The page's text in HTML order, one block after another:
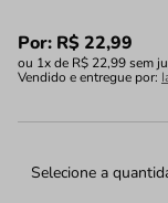
Por: R$ 22,99
ou 1x de R$ 22,99sem
Vendido e entregue por: